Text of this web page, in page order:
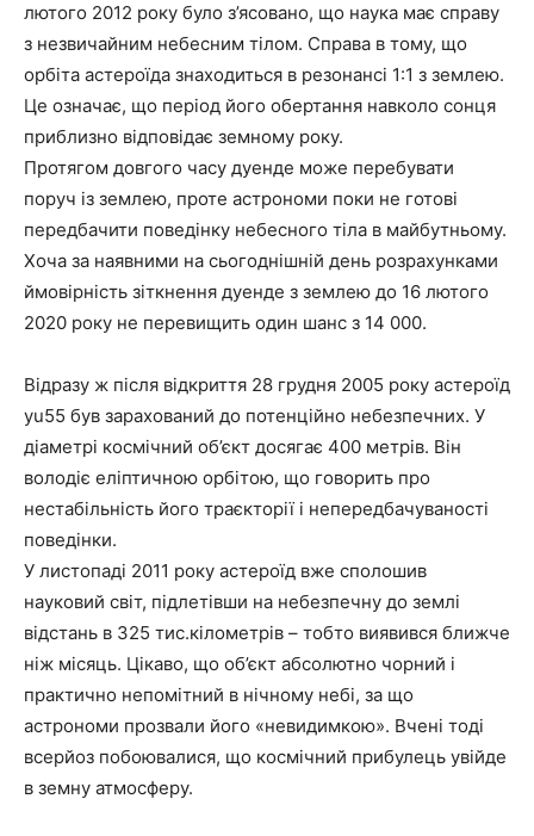
лютого 2012 року було з’ясовано, що наука має справу
з незвичайним небесним тілом. Справа в тому, що
орбіта астероїда знаходиться в резонансі 1:1 з землею.
Це означає, що період його обертання навколо сонця
приблизно відповідає земному року.
Протягом довгого часу дуенде може перебувати
поруч із землею, проте астрономи поки не готові
передбачити поведінку небесного тіла в майбутньому.
Хоча за наявними на сьогоднішній день розрахунками
ймовірність зіткнення дуенде з землею до 16 лютого
2020 року не перевищить один шанс з 14 000.
Відразу ж після відкриття 28 грудня 2005 року астероїд
yu55 був зарахований до потенційно небезпечних. У
діаметрі космічний об’єкт досягає 400 метрів. Він
володіє еліптичною орбітою, що говорить про
нестабільність його траєкторії і непередбачуваності
поведінки.
У листопаді 2011 року астероїд вже сполошив
науковий світ, підлетівши на небезпечну до землі
відстань в 325 тис.кілометрів – тобто виявився ближче
ніж місяць. Цікаво, що об’єкт абсолютно чорний і
практично непомітний в нічному небі, за що
астрономи прозвали його «невидимкою». Вчені тоді
всерйоз побоювалися, що космічний прибулець увійде
в земну атмосферу.